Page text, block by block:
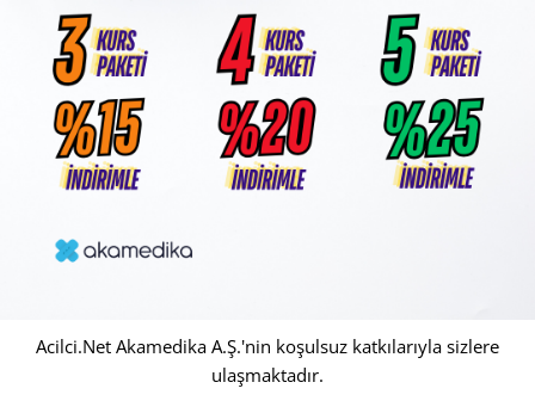
Acilci.Net Akamedika A.Ş.'nin koşulsuz katkılarıyla sizlere
ulaşmaktadır.